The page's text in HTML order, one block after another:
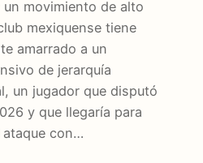
movimiento de alto
mexiquense tiene
amarrado a un
de jerarquía
un jugador que disputó
y que llegaría para
con…